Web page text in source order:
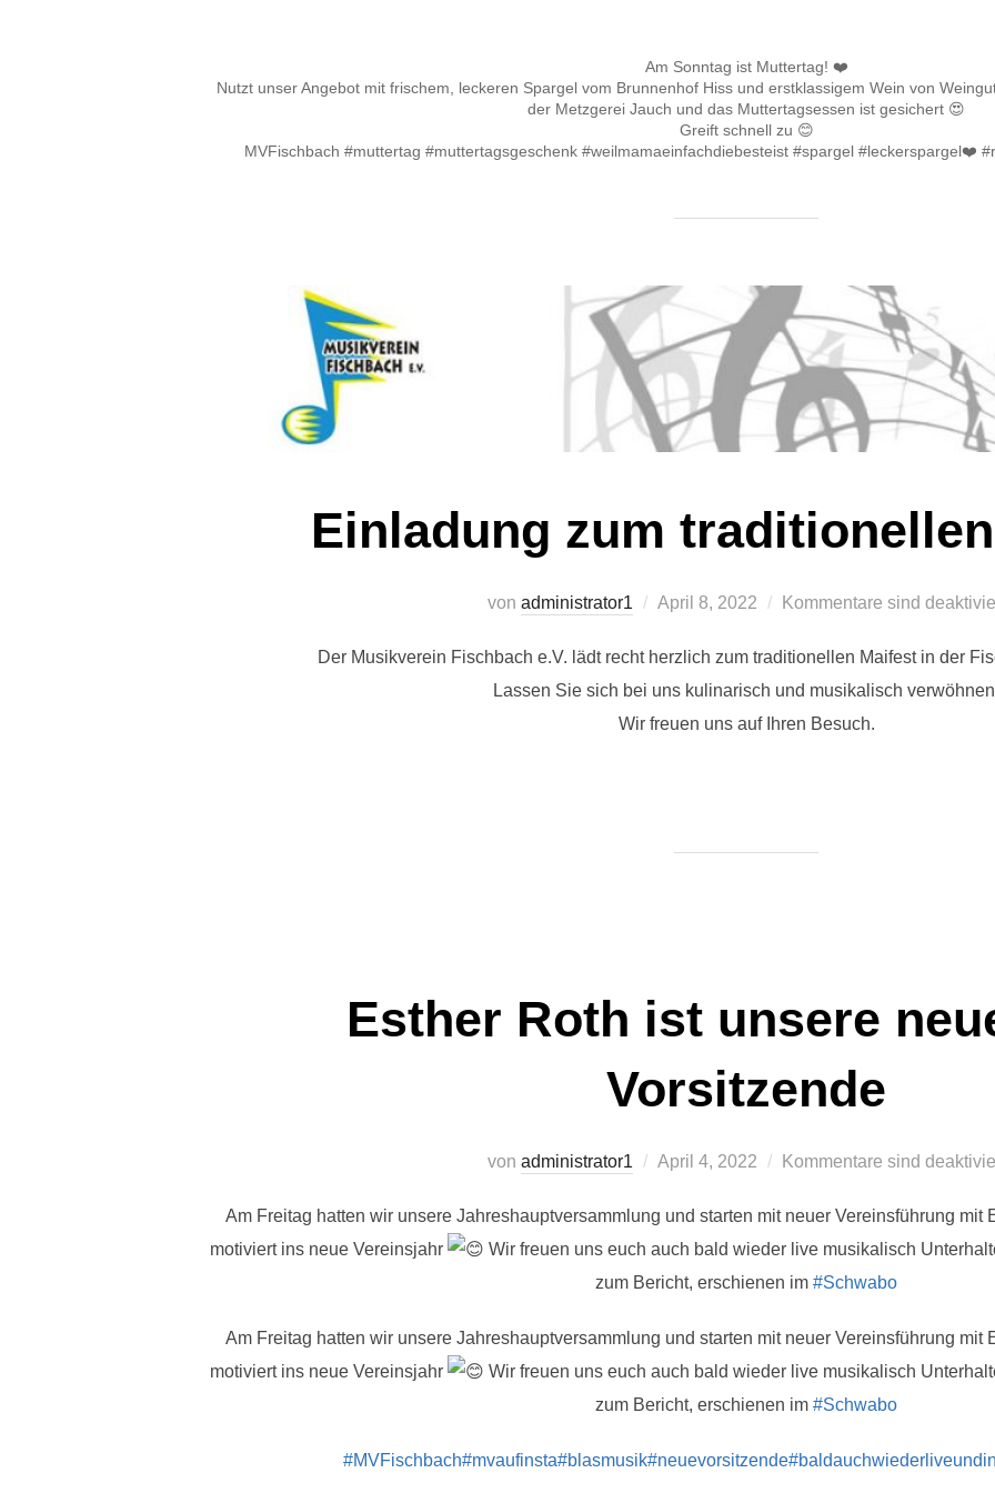
Am Sonntag ist Muttertag! ❤️
Nutzt unser Angebot mit frischem, leckeren Spargel vom Brunnenhof Hiss und erstklassigem Wein von
der Metzgerei Jauch und das Muttertagsessen ist gesichert 😍
Greift schnell zu 😊
MVFischbach #muttertag #muttertagsgeschenk #weilmamaeinfachdiebesteist #spargel #leckerspargel❤️
Einladung zum
von administrator1
Veröffentlicht
April 8, 2022 Kommentare sind
Der Musikverein Fischbach e.V. lädt recht herzlich zum traditionellen Maifest in der
Lassen Sie sich bei uns kulinarisch und musikalisch
Wir freuen uns auf Ihren Besuch.
Esther Roth ist unsere
Vorsitzende
von administrator1
Veröffentlicht
April 4, 2022 Kommentare sind
Am Freitag hatten wir unsere Jahreshauptversammlung und starten mit neuer Vereinsführung mit
motiviert ins neue Vereinsjahr
Wir freuen uns euch auch bald wieder live musikalisch
zum Bericht, erschienen im #Schwabo
Am Freitag hatten wir unsere Jahreshauptversammlung und starten mit neuer Vereinsführung mit
motiviert ins neue Vereinsjahr
Wir freuen uns euch auch bald wieder live musikalisch
zum Bericht, erschienen im #Schwabo
#MVFischbach#mvaufinsta#blasmusik#neuevorsitzende